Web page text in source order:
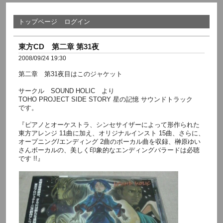
トップページ ログイン
東方CD 第二章 第31夜
2008/09/24 19:30
第二章 第31夜目はこのジャケット
サークル SOUND HOLIC より
TOHO PROJECT SIDE STORY 星の記憶 サウンドトラック
です。
『ピアノとオーケストラ、シンセサイザーによって形作られた
東方アレンジ 11曲に加え、オリジナルインスト 15曲、さらに、
オープニング/エンディング 2曲のボーカル曲を収録、榊原ゆい
さんボーカルの、美しく印象的なエンディングバラードは必聴
です !!』